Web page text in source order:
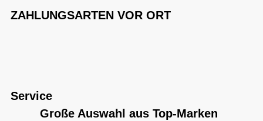
ZAHLUNGSARTEN VOR ORT
Service
Große Auswahl aus Top-Marken